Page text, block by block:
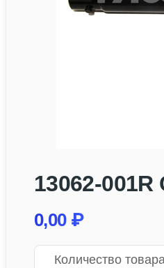
13062-001R
0,00 ₽
Количество